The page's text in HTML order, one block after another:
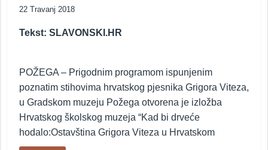
22 Travanj 2018
Tekst: SLAVONSKI.HR
POŽEGA – Prigodnim programom ispunjenim
poznatim stihovima hrvatskog pjesnika Grigora Viteza,
u Gradskom muzeju Požega otvorena je izložba
Hrvatskog školskog muzeja “Kad bi drveće
hodalo:Ostavština Grigora Viteza u Hrvatskom